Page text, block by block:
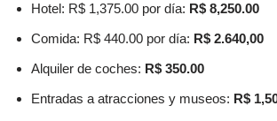
Hotel: R$ 1,375.00 por día: R$ 8,250.00
Comida: R$ 440.00 por día: R$ 2.640,00
Alquiler de coches: R$ 350.00
Entradas a atracciones y museos: R$